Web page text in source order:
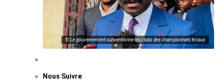
© Le gouvernement subventionne les clubs des championnats locaux
Nous Suivre